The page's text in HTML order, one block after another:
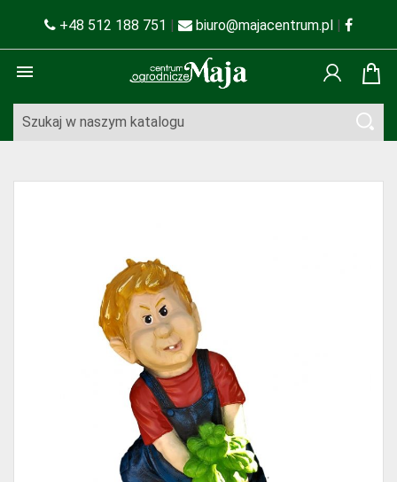
+48 512 188 751 | biuro@majacentrum.pl |
